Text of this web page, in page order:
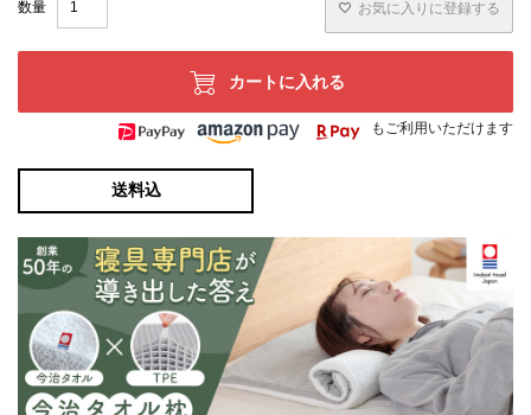
お気に入りに登録する
カートに入れる
もご利用いただけます
送料込